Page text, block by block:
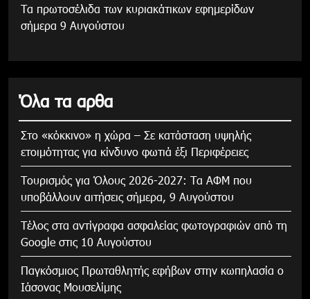
Τα πρωτοσέλιδα των κυριακάτικων εφημερίδων
σήμερα 9 Αυγούστου
Όλα τα αρθα
Στο «κόκκινο» η χώρα – Σε κατάσταση υψηλής
ετοιμότητας για κίνδυνο φωτιά έξι Περιφέρειες
Τουρισμός για Όλους 2026-2027: Τα ΑΦΜ που
υποβάλλουν αιτήσεις σήμερα, 9 Αυγούστου
Τέλος στα αντίγραφα ασφαλείας φωτογραφιών από τη
Google στις 10 Αυγούστου
Παγκόσμιος Πρωταθλητής εφήβων στην κωπηλασία ο
Ιάσονας Μουσελίμης